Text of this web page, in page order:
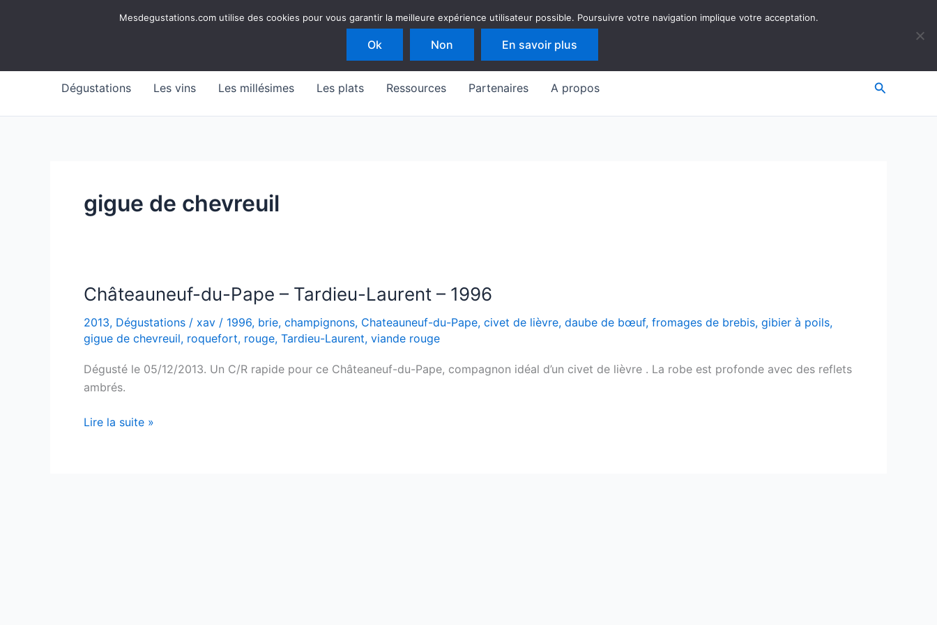
Mesdegustations
Dégustations Les vins Les millésimes Les plats Ressources Partenaires A propos
gigue de chevreuil
Châteauneuf-du-Pape – Tardieu-Laurent – 1996
2013, Dégustations / xav / 1996, brie, champignons, Chateauneuf-du-Pape, civet de lièvre, daube de bœuf, fromages de brebis, gibier à poils,
gigue de chevreuil, roquefort, rouge, Tardieu-Laurent, viande rouge
Dégusté le 05/12/2013. Un C/R rapide pour ce Châteaneuf-du-Pape, compagnon idéal d’un civet de lièvre . La robe est profonde avec des reflets
ambrés.
Châteauneuf-
Lire la suite »
Mesdegustations.com utilise des cookies pour vous garantir la meilleure expérience utilisateur possible. Poursuivre votre navigation implique votre acceptation.
Ok Non En savoir plus